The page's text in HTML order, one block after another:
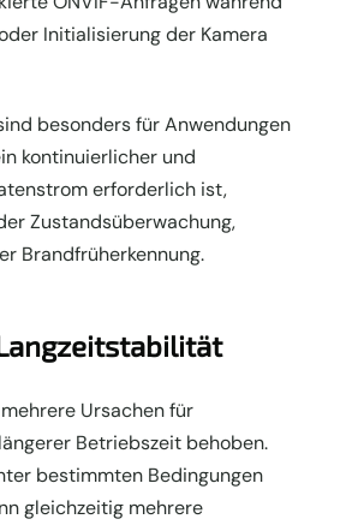
Initialisierung der Kamera
besonders für Anwendungen
kontinuierlicher und
erforderlich ist,
Zustandsüberwachung,
Brandfrüherkennung.
Ursachen für
Betriebszeit behoben.
bestimmten Bedingungen
gleichzeitig mehrere